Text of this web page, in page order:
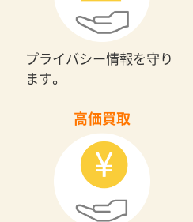
プライバシー情報を守り
ます。
高価買取